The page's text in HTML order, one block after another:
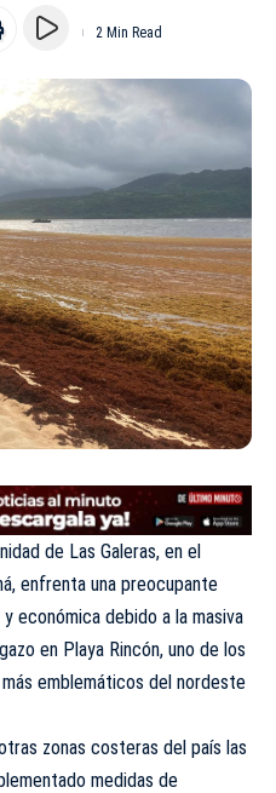
2 Min Read
de Las Galeras, en el
enfrenta una preocupante
económica debido a la masiva
en Playa Rincón, uno de los
emblemáticos del nordeste
zonas costeras del país las
medidas de